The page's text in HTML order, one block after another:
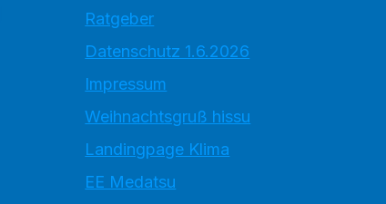
Ratgeber
Datenschutz 1.6.2026
Impressum
Weihnachtsgruß hissu
Landingpage Klima
EE Medatsu